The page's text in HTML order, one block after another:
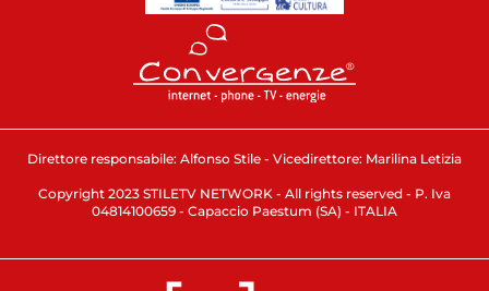
Direttore responsabile: Alfonso Stile - Vicedirettore: Marilina Letizia
Copyright 2023 STILETV NETWORK - All rights reserved - P. Iva
04814100659 - Capaccio Paestum (SA) - ITALIA